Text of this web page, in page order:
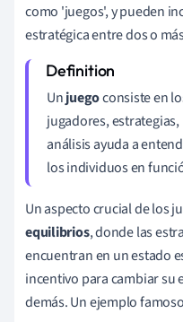
como 'juegos', y pueden
estratégica entre dos o
Unjuegoconsiste en
jugadores,
análisis ayuda a
los individuos en
Un aspecto crucial de los
equilibrios, donde las
encuentran en un estado
incentivo para cambiar su
demás. Un ejemplo